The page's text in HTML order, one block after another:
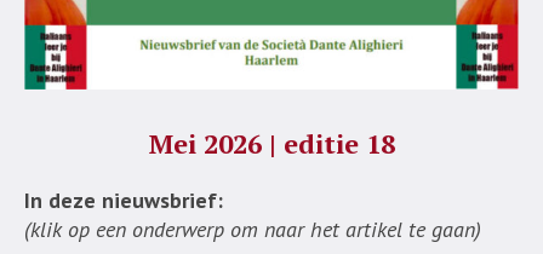
Mei 2026 | editie 18
In deze nieuwsbrief:
(klik op een onderwerp om naar het artikel te gaan)